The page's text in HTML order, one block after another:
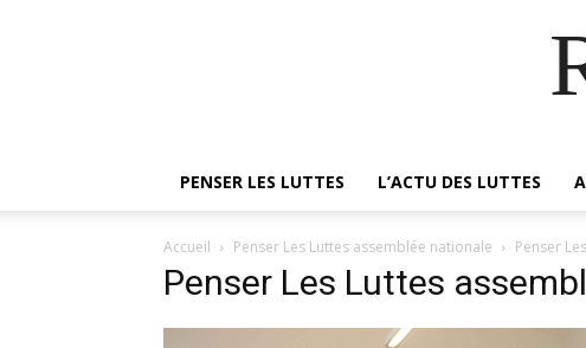
PENSER LES LUTTES L’ACTU DES LUTTES
Accueil Penser Les Luttes assemblée nationale Penser
Penser Les Luttes